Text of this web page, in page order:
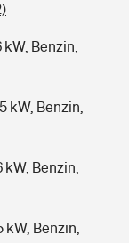
Benzin,
kW, Benzin,
Benzin,
Benzin,